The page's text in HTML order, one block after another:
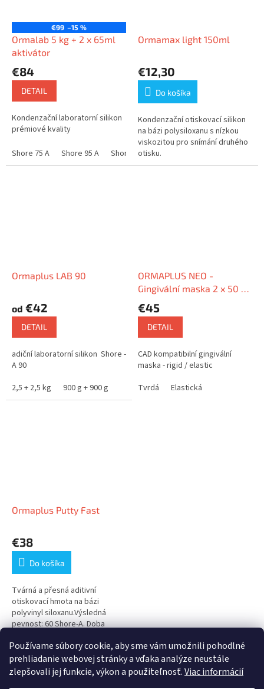
Používame súbory cookie, aby sme vám umožnili pohodlné
prehliadanie webovej stránky a vďaka analýze neustále
zlepšovali jej funkcie, výkon a použiteľnosť.Viac informácií
€99 –15 %
Ormalab 5 kg + 2 x 65ml
aktivátor
€84
DETAIL
Kondenzační laboratorní silikon
prémiové kvality
Shore 75 A Shore 95 A Shore 85 A
Ormamax light 150ml
€12,30
Do košíka
Kondenzační otiskovací silikon
na bázi polysiloxanu s nízkou
viskozitou pro snímání druhého
otisku.
Ormaplus LAB 90
od €42
DETAIL
adiční laboratorní silikon Shore -
A 90
2,5 + 2,5 kg
900 g + 900 g
ORMAPLUS NEO -
Gingivální maska 2 x 50 ml
€45
DETAIL
CAD kompatibilní gingivální
maska - rigid / elastic
Tvrdá
Elastická
Ormaplus Putty Fast
€38
Do košíka
Tvárná a přesná aditivní
otiskovací hmota na bázi
polyvinyl siloxanu.Výsledná
pevnost: 60 Shore-A. Doba
O
v
l
23položiek celkom